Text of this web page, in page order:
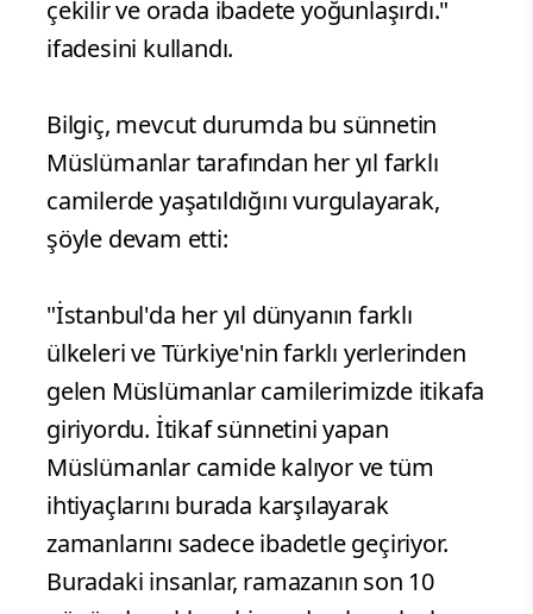
çekilir ve orada ibadete yoğunlaşırdı."
ifadesini kullandı.
Bilgiç, mevcut durumda bu sünnetin
Müslümanlar tarafından her yıl farklı
camilerde yaşatıldığını vurgulayarak,
şöyle devam etti:
"İstanbul'da her yıl dünyanın farklı
ülkeleri ve Türkiye'nin farklı yerlerinden
gelen Müslümanlar camilerimizde itikafa
giriyordu. İtikaf sünnetini yapan
Müslümanlar camide kalıyor ve tüm
ihtiyaçlarını burada karşılayarak
zamanlarını sadece ibadetle geçiriyor.
Buradaki insanlar, ramazanın son 10